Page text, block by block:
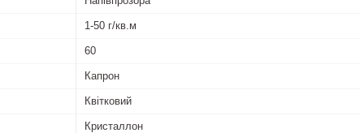
1-50 г/кв.м
60
Капрон
Квітковий
Кристаллон